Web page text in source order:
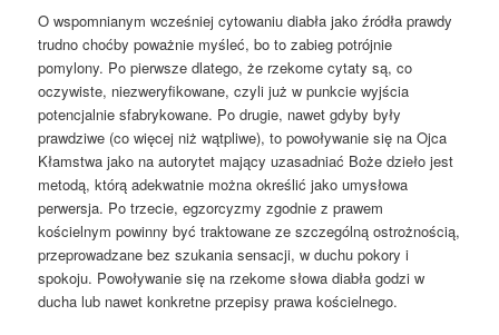
O wspomnianym wcześniej cytowaniu diabła jako źródła prawdy
trudno choćby poważnie myśleć, bo to zabieg potrójnie
pomylony. Po pierwsze dlatego, że rzekome cytaty są, co
oczywiste, niezweryfikowane, czyli już w punkcie wyjścia
potencjalnie sfabrykowane. Po drugie, nawet gdyby były
prawdziwe (co więcej niż wątpliwe), to powoływanie się na Ojca
Kłamstwa jako na autorytet mający uzasadniać Boże dzieło jest
metodą, którą adekwatnie można określić jako umysłowa
perwersja. Po trzecie, egzorcyzmy zgodnie z prawem
kościelnym powinny być traktowane ze szczególną ostrożnością,
przeprowadzane bez szukania sensacji, w duchu pokory i
spokoju. Powoływanie się na rzekome słowa diabła godzi w
ducha lub nawet konkretne przepisy prawa kościelnego.